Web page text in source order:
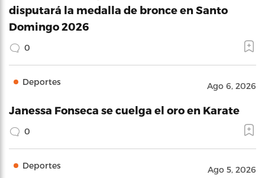
disputará la medalla de bronce en Santo
Domingo 2026
0
Deportes Ago 6, 2026
Janessa Fonseca se cuelga el oro en Karate
0
Deportes Ago 5, 2026